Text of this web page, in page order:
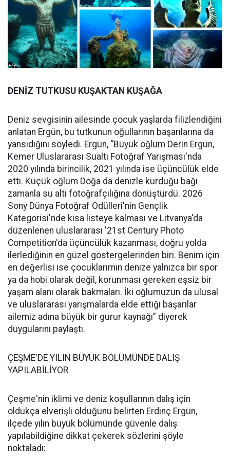
DENİZ TUTKUSU KUŞAKTAN KUŞAĞA
Deniz sevgisinin ailesinde çocuk yaşlarda filizlendiğini
anlatan Ergün, bu tutkunun oğullarının başarılarına da
yansıdığını söyledi. Ergün, “Büyük oğlum Derin Ergün,
Kemer Uluslararası Sualtı Fotoğraf Yarışması'nda
2020 yılında birincilik, 2021 yılında ise üçüncülük elde
etti. Küçük oğlum Doğa da denizle kurduğu bağı
zamanla su altı fotoğrafçılığına dönüştürdü. 2026
Sony Dünya Fotoğraf Ödülleri'nin Gençlik
Kategorisi'nde kısa listeye kalması ve Litvanya'da
düzenlenen uluslararası '21st Century Photo
Competition'da üçüncülük kazanması, doğru yolda
ilerlediğinin en güzel göstergelerinden biri. Benim için
en değerlisi ise çocuklarımın denize yalnızca bir spor
ya da hobi olarak değil, korunması gereken eşsiz bir
yaşam alanı olarak bakmaları. İki oğlumuzun da ulusal
ve uluslararası yarışmalarda elde ettiği başarılar
ailemiz adına büyük bir gurur kaynağı” diyerek
duygularını paylaştı.
ÇEŞME'DE YILIN BÜYÜK BÖLÜMÜNDE DALIŞ
YAPILABİLİYOR
Çeşme'nin iklimi ve deniz koşullarının dalış için
oldukça elverişli olduğunu belirten Erdinç Ergün,
ilçede yılın büyük bölümünde güvenle dalış
yapılabildiğine dikkat çekerek sözlerini şöyle
noktaladı: